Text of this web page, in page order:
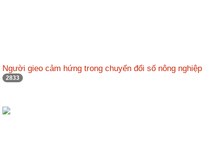
Người gieo cảm hứng trong chuyển đổi số nông nghiệp
2833